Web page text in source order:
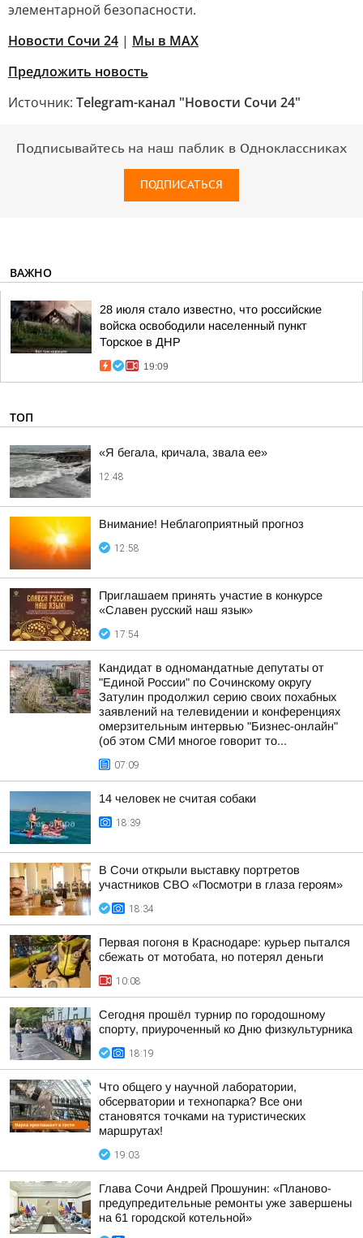
элементарной безопасности.
Новости Сочи 24 | Мы в MAX
Предложить новость
Источник: Telegram-канал "Новости Сочи 24"
Подписывайтесь на наш паблик в Одноклассниках
ПОДПИСАТЬСЯ
ВАЖНО
28 июля стало известно, что российские
войска освободили населенный пункт
Торское в ДНР
19:09
ТОП
«Я бегала, кричала, звала ее»
12:48
Внимание! Неблагоприятный прогноз
12:58
Приглашаем принять участие в конкурсе
«Славен русский наш язык»
17:54
Кандидат в одномандатные депутаты от
"Единой России" по Сочинскому округу
Затулин продолжил серию своих похабных
заявлений на телевидении и конференциях
омерзительным интервью "Бизнес-онлайн"
(об этом СМИ многое говорит то...
07:09
14 человек не считая собаки
18:39
В Сочи открыли выставку портретов
участников СВО «Посмотри в глаза героям»
18:34
Первая погоня в Краснодаре: курьер пытался
сбежать от мотобата, но потерял деньги
10:08
Сегодня прошёл турнир по городошному
спорту, приуроченный ко Дню физкультурника
18:19
Что общего у научной лаборатории,
обсерватории и технопарка? Все они
становятся точками на туристических
маршрутах!
19:03
Глава Сочи Андрей Прошунин: «Планово-
предупредительные ремонты уже завершены
на 61 городской котельной»